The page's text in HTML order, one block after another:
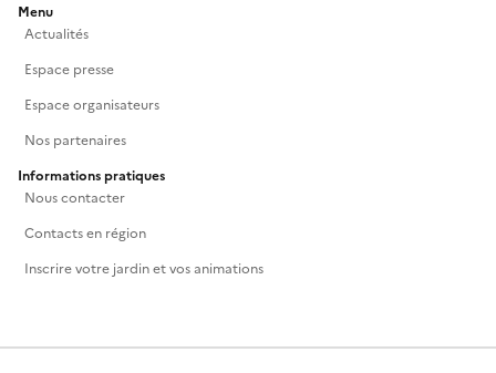
Menu
Actualités
Espace presse
Espace organisateurs
Nos partenaires
Informations pratiques
Nous contacter
Contacts en région
Inscrire votre jardin et vos animations